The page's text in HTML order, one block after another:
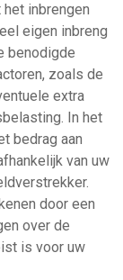
inbrengen
eigen inbreng
benodigde
zoals de
extra
In het
bedrag aan
van uw
door een
over de
is voor uw